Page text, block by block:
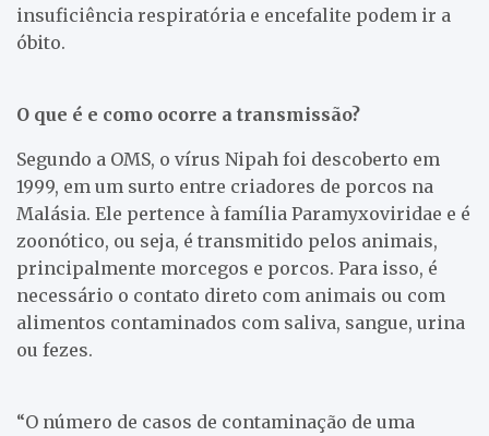
insuficiência respiratória e encefalite podem ir a
óbito.
O que é e como ocorre a transmissão?
Segundo a OMS, o vírus Nipah foi descoberto em
1999, em um surto entre criadores de porcos na
Malásia. Ele pertence à família Paramyxoviridae e é
zoonótico, ou seja, é transmitido pelos animais,
principalmente morcegos e porcos. Para isso, é
necessário o contato direto com animais ou com
alimentos contaminados com saliva, sangue, urina
ou fezes.
“O número de casos de contaminação de uma